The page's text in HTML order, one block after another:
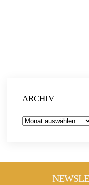
ARCHIV
Archiv